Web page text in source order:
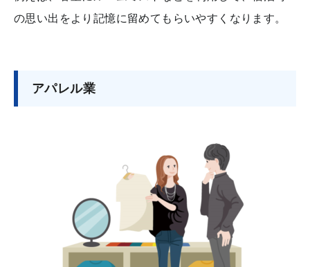
の思い出をより記憶に留めてもらいやすくなります。
アパレル業